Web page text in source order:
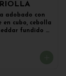
adobado con
en cubo, cebolla
fundido y